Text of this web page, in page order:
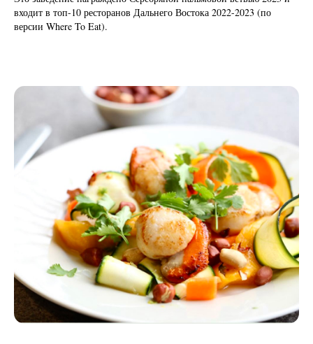
входит в топ-10 ресторанов Дальнего Востока 2022-2023 (по
версии Where To Eat).